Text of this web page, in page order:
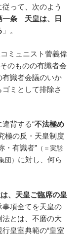
って、次のよう
一条 天皇は、日
」。
ミュニスト菅義偉
のものの有識者会
識者会議のいか
ミとして排除さ
背する“不法極め
極の反・天皇制度
・有識者” （＝実態
団） に対し、何ら
、天皇ご臨席の皇
事項全てを天皇の
とは、不磨の大
皇室典範の“皇室